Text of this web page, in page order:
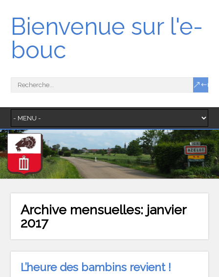
Bienvenue sur l'e-
bouc
Archive mensuelles: janvier
2017
L’heure des bambins revient !